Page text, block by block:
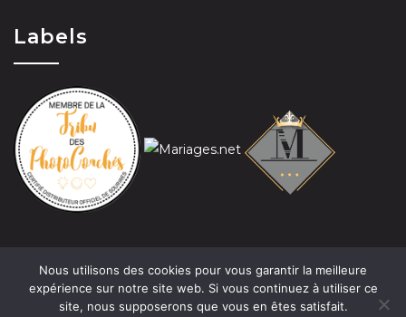
Labels
© 2019 Claire-Marie Tramier-David - Photographe Les
Nous utilisons des cookies pour vous garantir la meilleure
expérience sur notre site web. Si vous continuez à utiliser ce
site, nous supposerons que vous en êtes satisfait.